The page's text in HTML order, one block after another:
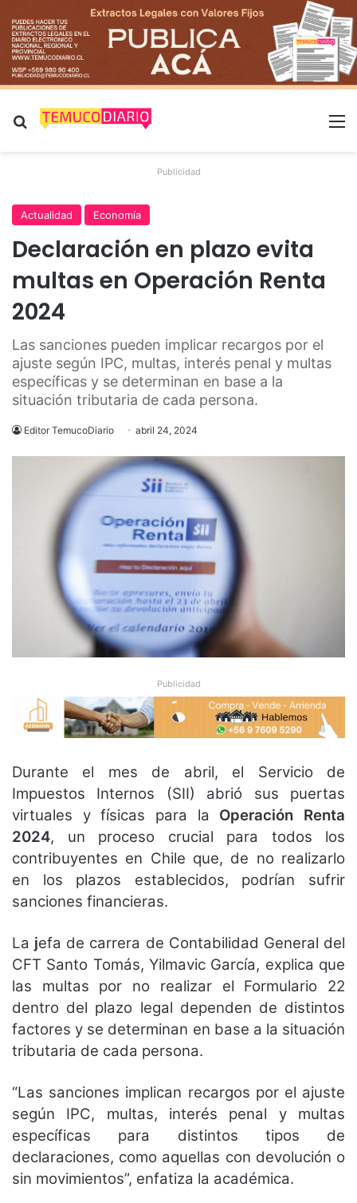
Buscar por
Publicidad
Actualidad Economía
Declaración en plazo evita
multas en Operación Renta
2024
Las sanciones pueden implicar recargos por el
ajuste según IPC, multas, interés penal y multas
específicas y se determinan en base a la
situación tributaria de cada persona.
Editor TemucoDiario abril 24, 2024
Publicidad
Durante el mes de abril, el Servicio de
Impuestos Internos (SII) abrió sus puertas
virtuales y físicas para la Operación Renta
2024, un proceso crucial para todos los
contribuyentes en Chile que, de no realizarlo
en los plazos establecidos, podrían sufrir
sanciones financieras.
La jefa de carrera de Contabilidad General del
CFT Santo Tomás, Yilmavic García, explica que
las multas por no realizar el Formulario 22
dentro del plazo legal dependen de distintos
factores y se determinan en base a la situación
tributaria de cada persona.
“Las sanciones implican recargos por el ajuste
según IPC, multas, interés penal y multas
específicas para distintos tipos de
declaraciones, como aquellas con devolución o
sin movimientos”, enfatiza la académica.